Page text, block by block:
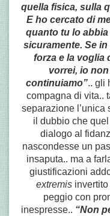
quella fisica, sulla
E ho cercato di
quanto tu lo
sicuramente. Se
forza e la voglia
vorrei, io
continuiamo”.. gli
compagna di vita..
separazione l’unica
il dubbio che
dialogo al
nascondesse un
insaputa.. ma a
giustificazioni
extremisinvertito
peggio con
inespresse.. “Non